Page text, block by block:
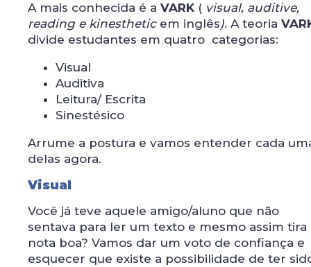
A mais conhecida é a VARK ( visual, auditive,
reading e kinesthetic em inglês). A teoria
divide estudantes em quatro categorias:
Visual
Auditiva
Leitura/ Escrita
Sinestésico
Arrume a postura e vamos entender cada
delas agora.
Visual
Você já teve aquele amigo/aluno que não
sentava para ler um texto e mesmo assim tira
nota boa? Vamos dar um voto de confiança e
esquecer que existe a possibilidade de ter